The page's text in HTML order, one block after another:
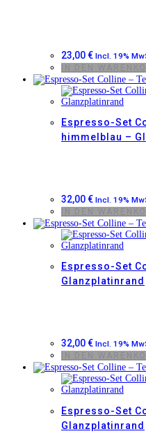
23,00€ Incl. 19%
Espresso-Set
himmelblau –
32,00€ Incl. 19%
Espresso-Set
Glanzplatinrand
32,00€ Incl. 19%
Espresso-Set
Glanzplatinrand